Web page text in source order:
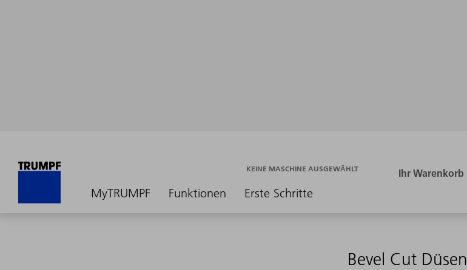
MyTRUMPF Funktionen Erste Schritte
KEINE MASCHINE AUSGEWÄHLT
Bevel Cut Düsen